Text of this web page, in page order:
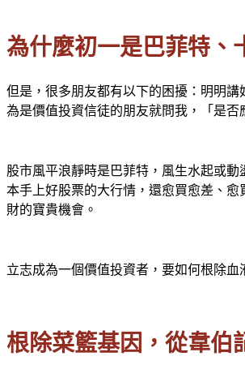
為什麼初一是巴菲特、
但是，很多朋友都有以下的困擾：明明
為是價值投資信徒的朋友就問我，「是否
股市風平浪靜時是巴菲特，風生水起或
本手上好股票的大行情，還愈買愈差、
財的寶貴機會。
立志成為一個價值投資者，要如何根除
根除菜籃基因，從韋伯